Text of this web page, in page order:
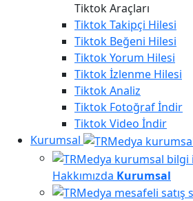
Tiktok Araçları
TiktokTakipçi Hilesi
Tiktok Beğeni Hilesi
TiktokYorum Hilesi
Tiktokİzlenme Hilesi
TiktokAnaliz
Tiktok Fotoğraf İndir
TiktokVideo İndir
Kurumsal
Hakkımızda Kurumsal